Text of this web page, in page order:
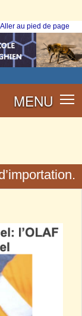
Aller au pied de page
MENU